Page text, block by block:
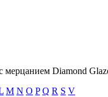
мерцанием Diamond
M N O P Q R S V